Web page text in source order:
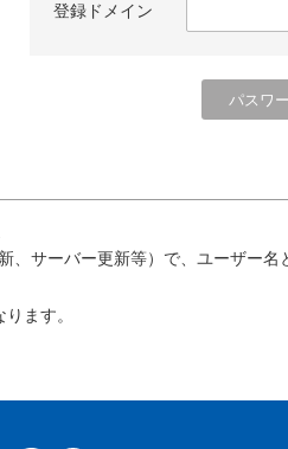
登録ドメイン
サーバー更新等）で、ユーザー名
ます。